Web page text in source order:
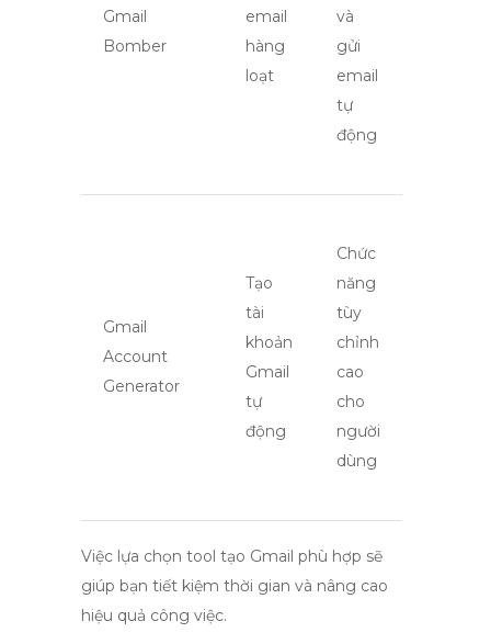
Gmail
Bomber
email
hàng
loạt
và
gửi
email
tự
động
Gmail
Account
Generator
Tạo
tài
khoản
Gmail
tự
động
Chức
năng
tùy
chỉnh
cao
cho
người
dùng
Việc lựa chọn tool tạo Gmail phù hợp sẽ
giúp bạn tiết kiệm thời gian và nâng cao
hiệu quả công việc.